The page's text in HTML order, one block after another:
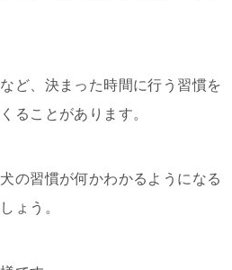
ど、決まった時間に行う習慣を
ることがあります。
の習慣が何かわかるようになる
ょう。